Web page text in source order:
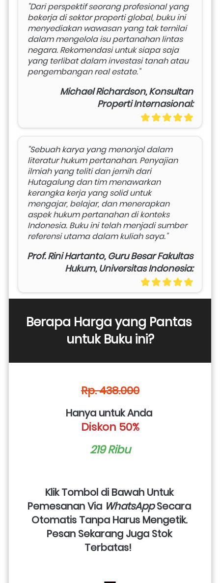
"Dari perspektif seorang profesional yang
bekerja di sektor properti global, buku ini
menyediakan wawasan yang tak ternilai
dalam mengelola isu pertanahan lintas
negara. Rekomendasi untuk siapa saja
yang terlibat dalam investasi tanah atau
pengembangan real estate."
Michael Richardson, Konsultan
Properti Internasional:
"Sebuah karya yang menonjol dalam
literatur hukum pertanahan. Penyajian
ilmiah yang teliti dan jernih dari
Hutagalung dan tim menawarkan
kerangka kerja yang solid untuk
mengajar, belajar, dan menerapkan
aspek hukum pertanahan di konteks
Indonesia. Buku ini telah menjadi sumber
referensi utama dalam kuliah saya."
Prof. Rini Hartanto, Guru Besar Fakultas
Hukum, Universitas Indonesia:
Berapa Harga yang Pantas
untuk Buku ini?
Rp. 438.000
Hanya untuk Anda
Diskon 50%
219 Ribu
Klik Tombol di Bawah Untuk
Pemesanan Via WhatsApp Secara
Otomatis Tanpa Harus Mengetik.
Pesan Sekarang Juga Stok
Terbatas!